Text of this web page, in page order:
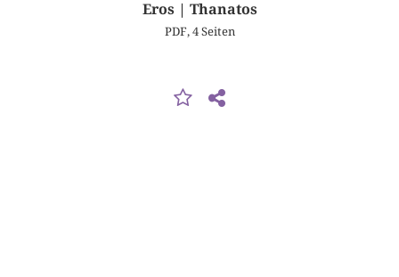
Eros | Thanatos
PDF, 4 Seiten